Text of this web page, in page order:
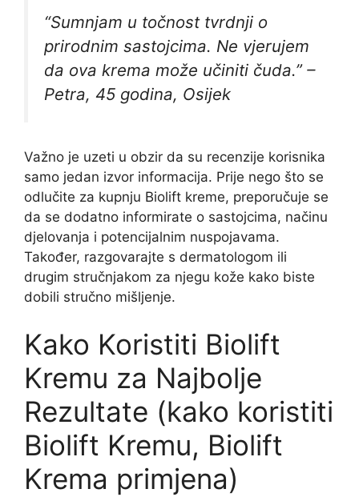
“Sumnjam u točnost tvrdnji o
prirodnim sastojcima. Ne vjerujem
da ova krema može učiniti čuda.” –
Petra, 45 godina, Osijek
Važno je uzeti u obzir da su recenzije korisnika
samo jedan izvor informacija. Prije nego što se
odlučite za kupnju Biolift kreme, preporučuje se
da se dodatno informirate o sastojcima, načinu
djelovanja i potencijalnim nuspojavama.
Također, razgovarajte s dermatologom ili
drugim stručnjakom za njegu kože kako biste
dobili stručno mišljenje.
Kako Koristiti Biolift
Kremu za Najbolje
Rezultate (kako koristiti
Biolift Kremu, Biolift
Krema primjena)